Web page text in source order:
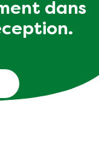
dans